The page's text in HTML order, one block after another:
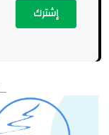
إشترك